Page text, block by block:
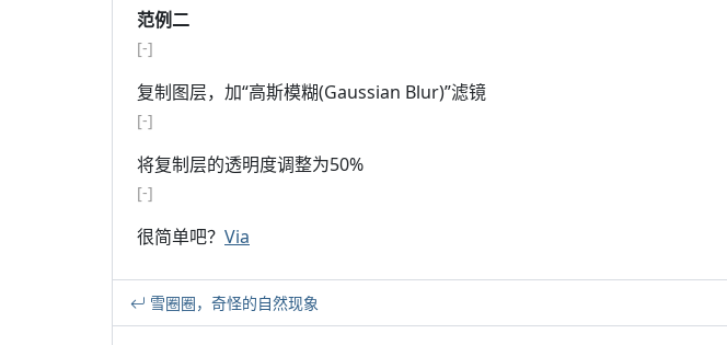
范例二
[-]
复制图层，加“高斯模糊(Gaussian Blur)”滤镜
[-]
将复制层的透明度调整为50%
[-]
很简单吧？ Via
雪圈圈，奇怪的自然现象